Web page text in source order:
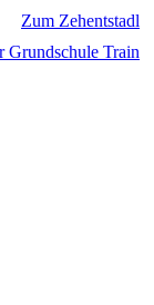
Zum Zehentstadl
Grundschule Train